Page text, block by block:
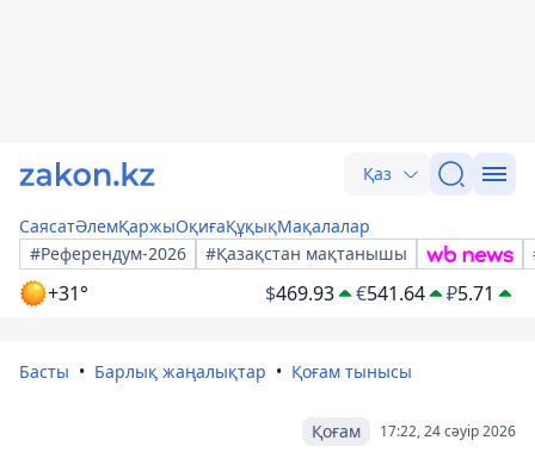
Қаз
СаясатӘлемҚаржыОқиғаҚұқықМақалалар
#Референдум-2026
#Қазақстан мақтанышы
+31° $469.93 €541.64 ₽5.71
Басты Барлық жаңалықтар Қоғам тынысы
17:22, 24 сәуір 2026
Қоғам